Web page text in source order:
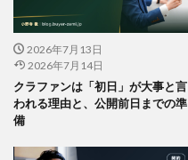
2026年7月13日
2026年7月14日
クラファンは「初日」が大事と言
われる理由と、公開前日までの準
備